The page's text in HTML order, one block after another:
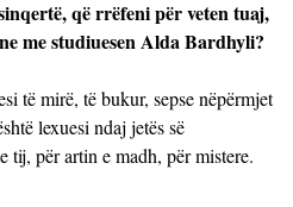
që rrëfeni për veten tuaj,
me studiuesen Alda Bardhyli?
të mirë, të bukur, sepse nëpërmjet
lexuesi ndaj jetës së
tij, për artin e madh, për mistere.